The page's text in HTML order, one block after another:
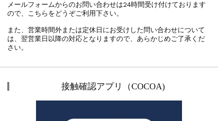
メールフォームからのお問い合わせは24時間受け付けております
ので、こちらをどうぞご利用下さい。
また、営業時間外または定休日にお受けした問い合わせについて
は、翌営業日以降の対応となりますので、あらかじめご了承くだ
さい。
接触確認アプリ（COCOA)